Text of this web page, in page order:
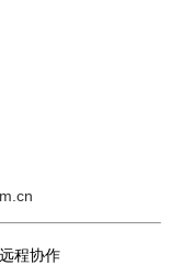
程协作